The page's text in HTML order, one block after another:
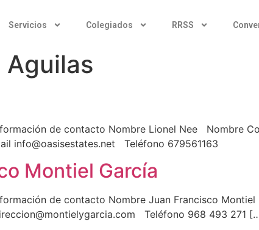
Servicios Colegiados RRSS
Aguilas
de contacto Nombre Lionel Nee Nombre
info@oasisestates.net Teléfono 679561163
Montiel García
de contacto Nombre Juan Francisco
Teléfono 968 493 271